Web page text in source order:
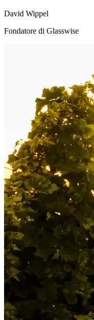
David Wippel
Fondatore di Glasswise